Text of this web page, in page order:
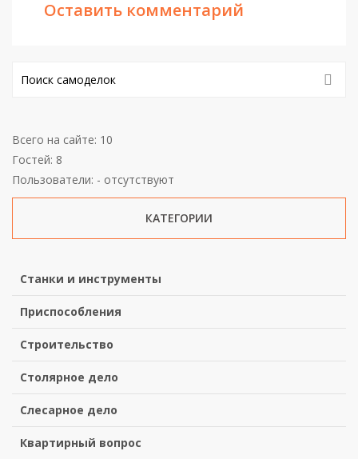
Оставить комментарий
Всего на сайте: 10
Гостей: 8
Пользователи: - отсутствуют
КАТЕГОРИИ
Станки и инструменты
Приспособления
Строительство
Столярное дело
Слесарное дело
Квартирный вопрос